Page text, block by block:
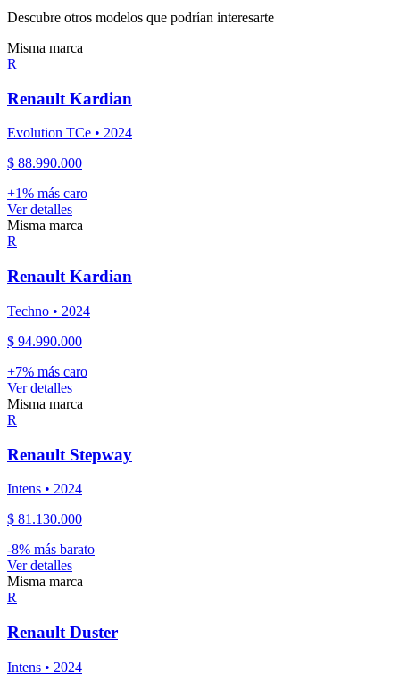
Descubre otros modelos que podrían interesarte
Misma marca
R
Renault Kardian
Evolution TCe • 2024
$ 88.990.000
+1% más caro
Ver detalles
Misma marca
R
Renault Kardian
Techno • 2024
$ 94.990.000
+7% más caro
Ver detalles
Misma marca
R
Renault Stepway
Intens • 2024
$ 81.130.000
-8% más barato
Ver detalles
Misma marca
R
Renault Duster
Intens • 2024